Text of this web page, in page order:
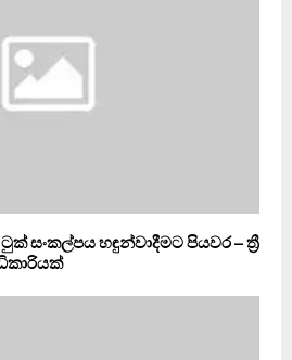
සංකල්පය හඳුන්වාදීමට පියවර – ත්‍රී